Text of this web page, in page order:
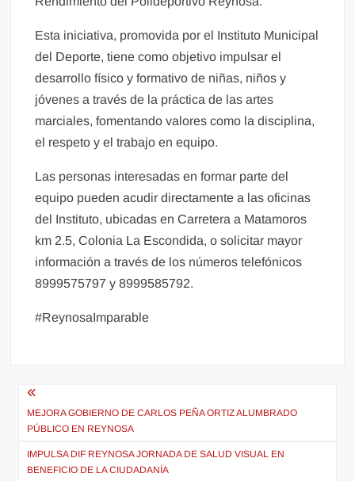
Esta iniciativa, promovida por el Instituto Municipal
del Deporte, tiene como objetivo impulsar el
desarrollo físico y formativo de niñas, niños y
jóvenes a través de la práctica de las artes
marciales, fomentando valores como la disciplina,
el respeto y el trabajo en equipo.
Las personas interesadas en formar parte del
equipo pueden acudir directamente a las oficinas
del Instituto, ubicadas en Carretera a Matamoros
km 2.5, Colonia La Escondida, o solicitar mayor
información a través de los números telefónicos
8999575797 y 8999585792.
#ReynosaImparable
Navegación
de
entradas
MEJORA GOBIERNO DE CARLOS PEÑA ORTIZ ALUMBRADO
PÚBLICO EN REYNOSA
IMPULSA DIF REYNOSA JORNADA DE SALUD VISUAL EN
BENEFICIO DE LA CIUDADANÍA